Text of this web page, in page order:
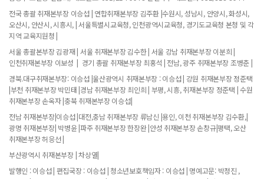
전국 총괄 취재본부장 이승섭 | 연합취재본부장 김주환 |수원시, 성남시, 안양시, 화성시,
오산시, 안산시, 시흥시, | 서울특별시교육청, 인천광역시교육청, 경기도교육청 본청 및 각
지역 교육지원청 |
서울 총괄본부장 김광재 | 서울 취재본부장 김수한 | 서울 강남 취재본부장 이분희 |
인천취재본부장 이보성 | 경기 총괄 취재본부장 최홍석 | 전남, 광주 취재본부장 조병춘 |
경북.대구취재본부장: 이승섭 |울산광역시 취재본부장 : 이승섭 | 강원 취재본부장 정준택
|부천 취재본부장 박민태 |경남 취재본부장 최인희 | 부평, 시흥, 취재본부장 정준택 | 수원
취재본부장 손옥자 |충북 취재본부장 이승섭|
전남 취재본부장|이승섭 |대전,충남 취재본부장 류남신 |용인, 이천 취재본부장 김수환,|
광명 취재본부장| 박병윤 |파주 취재본부장 한장완 |안성 취재본부장 손창규|평택, 오산
취재본부장 허응선 |
부산광역시 취재본부장 | 차상열|
발행인 : 이승섭 | 편집국장 : 이승섭 | 청소년보호책임자 : 이승섭 | 명예고문: 박정진 ,